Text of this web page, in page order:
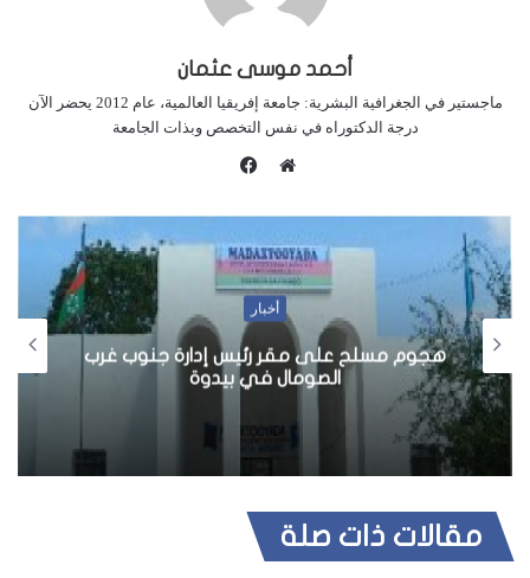
أحمد موسى عثمان
ماجستير في الجغرافية البشرية: جامعة إفريقيا العالمية، عام 2012 يحضر الآن
درجة الدكتوراه في نفس التخصص وبذات الجامعة
ق
ع
ا
و
س
ب
و
أخبار
على مقر رئيس إدارة جنوب غرب
الصومال في بيدوة
مقومات
مقالات ذات صلة